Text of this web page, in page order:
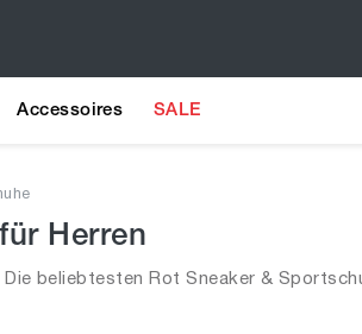
Accessoires SALE
Herren
beliebtesten Rot Sneaker &